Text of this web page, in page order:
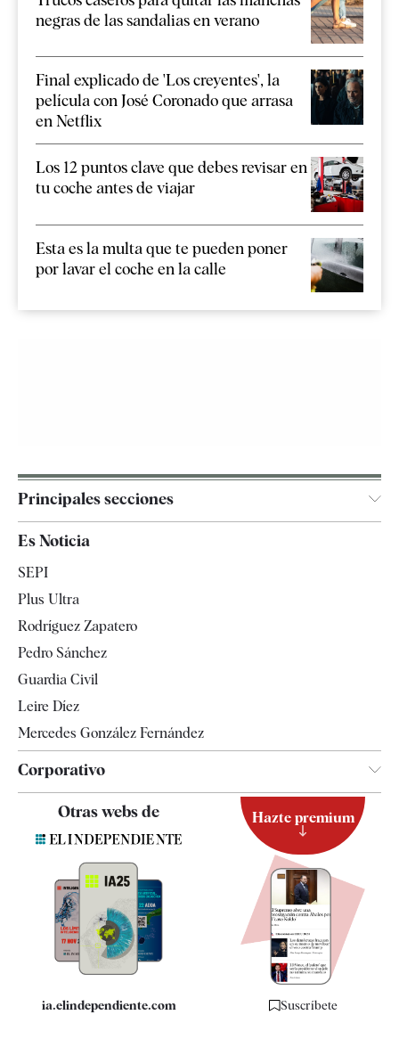
negras de las sandalias en verano
Final explicado de 'Los creyentes', la
película con José Coronado que arrasa
en Netflix
Los 12 puntos clave que debes revisar en
tu coche antes de viajar
Esta es la multa que te pueden poner
por lavar el coche en la calle
Principales secciones
España
Televisión
Es Noticia
SEPI
Plus Ultra
Rodríguez Zapatero
Pedro Sánchez
Guardia Civil
Leire Díez
Mercedes González Fernández
Corporativo
Contacto
Quiénes somos
Especificaciones
Otras webs de
ia.elindependiente.com
Hazte premium
Suscríbete